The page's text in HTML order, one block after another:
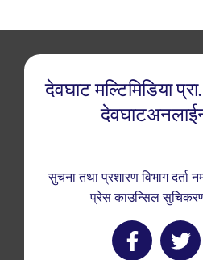
देवघाट मल्टिमिडिया
सुचना तथा प्रशारण विभाग
प्रेस काउन्सिल